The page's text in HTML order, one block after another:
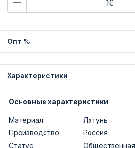
Опт %
Характеристики
Основные характеристики
Материал:
Латунь
Производство:
Россия
Статус:
Общественная